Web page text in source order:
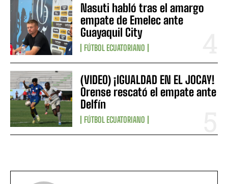
Nasuti habló tras el amargo
empate de Emelec ante
Guayaquil City
FÚTBOL ECUATORIANO
(VIDEO) ¡IGUALDAD EN EL JOCAY!
Orense rescató el empate ante
Delfín
FÚTBOL ECUATORIANO